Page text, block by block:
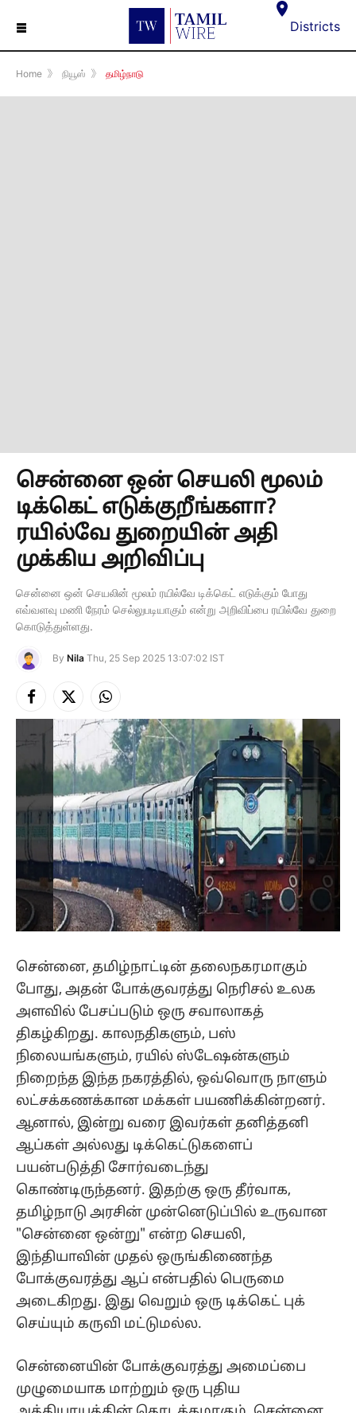
☰ Districts
Home 》 நியூஸ் 》 தமிழ்நாடு
சென்னை ஒன் செயலி மூலம்
டிக்கெட் எடுக்குறீங்களா?
ரயில்வே துறையின் அதி
முக்கிய அறிவிப்பு
சென்னை ஒன் செயலின் மூலம் ரயில்வே டிக்கெட் எடுக்கும் போது
எவ்வளவு மணி நேரம் செல்லுபடியாகும் என்று அறிவிப்பை ரயில்வே துறை
கொடுத்துள்ளது.
By Nila Thu, 25 Sep 2025 13:07:02 IST
Facebook
X
(Twitter)
Instagram
சென்னை, தமிழ்நாட்டின் தலைநகரமாகும்
போது, அதன் போக்குவரத்து நெரிசல் உலக
அளவில் பேசப்படும் ஒரு சவாலாகத்
திகழ்கிறது. காலநதிகளும், பஸ்
நிலையங்களும், ரயில் ஸ்டேஷன்களும்
நிறைந்த இந்த நகரத்தில், ஒவ்வொரு நாளும்
லட்சக்கணக்கான மக்கள் பயணிக்கின்றனர்.
ஆனால், இன்று வரை இவர்கள் தனித்தனி
ஆப்‌கள் அல்லது டிக்கெட்டுகளைப்
பயன்படுத்தி சோர்வடைந்து
கொண்டிருந்தனர். இதற்கு ஒரு தீர்வாக,
தமிழ்நாடு அரசின் முன்னெடுப்பில் உருவான
"சென்னை ஒன்று" என்ற செயலி,
இந்தியாவின் முதல் ஒருங்கிணைந்த
போக்குவரத்து ஆப் என்பதில் பெருமை
அடைகிறது. இது வெறும் ஒரு டிக்கெட் புக்
செய்யும் கருவி மட்டுமல்ல.
சென்னையின் போக்குவரத்து அமைப்பை
முழுமையாக மாற்றும் ஒரு புதிய